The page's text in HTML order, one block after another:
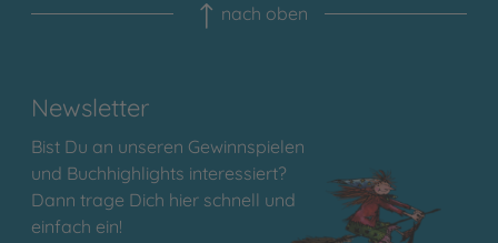
nach oben
Newsletter
Bist Du an unseren Gewinnspielen
und Buchhighlights interessiert?
Dann trage Dich hier schnell und
einfach ein!